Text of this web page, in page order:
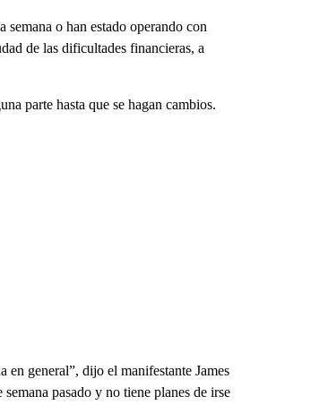
o han estado operando con
de las dificultades financieras, a
parte hasta que se hagan cambios.
en general”, dijo el manifestante James
pasado y no tiene planes de irse